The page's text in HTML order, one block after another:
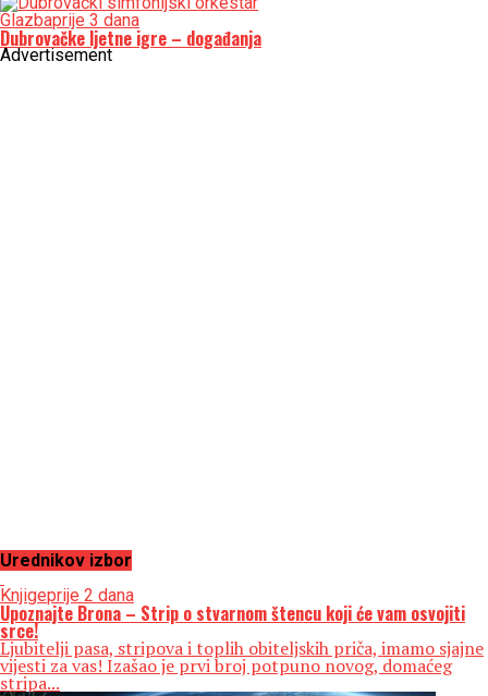
Glazbaprije 3 dana
Dubrovačke ljetne igre – događanja
Advertisement
Urednikov izbor
Knjigeprije 2 dana
Upoznajte Brona – Strip o stvarnom štencu koji će vam osvojiti
srce!
Ljubitelji pasa, stripova i toplih obiteljskih priča, imamo sjajne
vijesti za vas! Izašao je prvi broj potpuno novog, domaćeg
stripa...